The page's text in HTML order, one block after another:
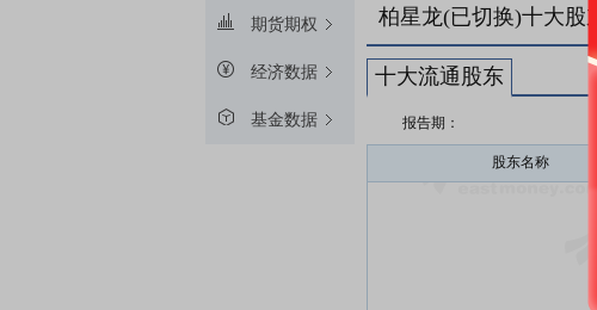
期货期权
经济数据
基金数据
柏星龙(已切换)十大股东
十大流通股东
报告期：
股东名称